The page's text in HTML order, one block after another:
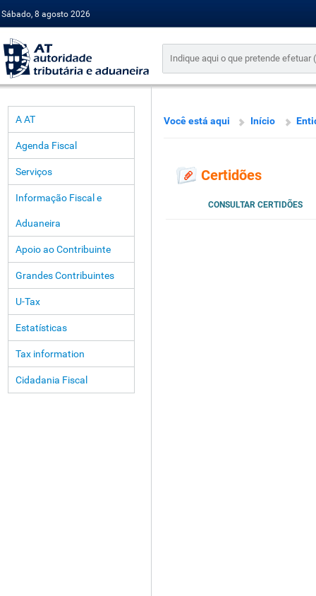
Sábado, 8 agosto 2026
A AT
Agenda Fiscal
Serviços
Informação Fiscal e
Aduaneira
Apoio ao Contribuinte
Grandes Contribuintes
U-Tax
Estatísticas
Tax information
Cidadania Fiscal
Você está aqui Início
Certidões
CONSULTAR CERTIDÕES